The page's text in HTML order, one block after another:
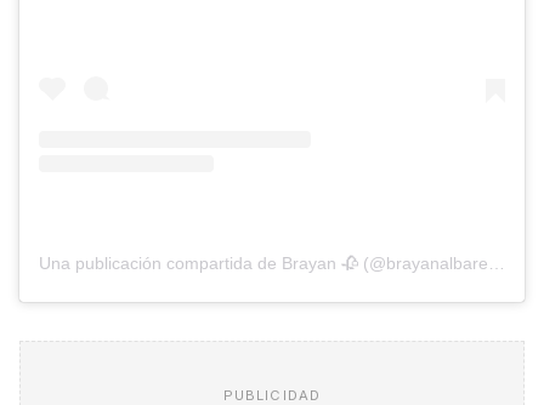
PUBLICIDAD